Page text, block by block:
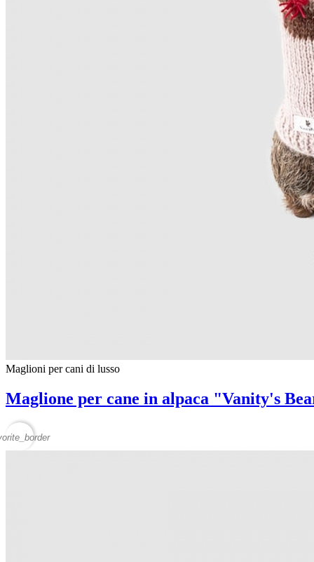
Maglioni per cani di lusso
Maglione per cane in alpaca "Vanity's